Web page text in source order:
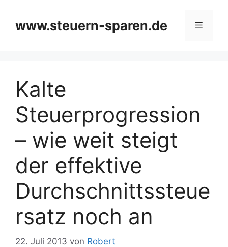
springen
www.steuern-sparen.de Menü
Kalte
Steuerprogression
– wie weit steigt
der effektive
Durchschnittssteue
rsatz noch an
22. Juli 2013 von Robert